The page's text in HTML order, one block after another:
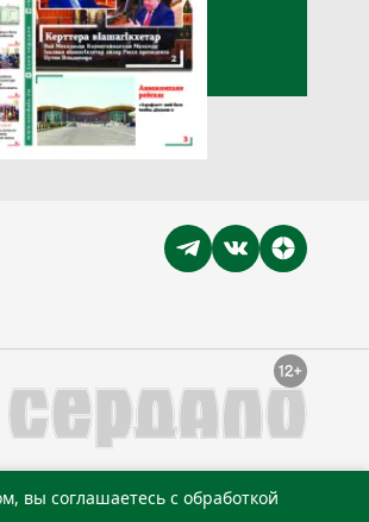
вы соглашаетесь с обработкой